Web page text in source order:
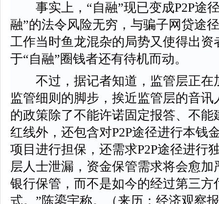
事实上，“自融”现已变成P2P途
融”的法令风险无穷，与骗子网贷途
工作当时鱼龙混杂的局势又使得出
于“自融”圈钱者还有待机而动。
不过，据记者知道，监管层正在
监管细则的脚步，挨近监管层的音
的政策除了不能许诺固定报答、不
红线外，还包含对P2P途径进行本钱
项目进行担保，还需求P2P途径进行
层人士泄漏，资金保管需求将会愈
银行保管，而不是如今的经过第三
式。”陈鎏宇称。（来历：经济观察